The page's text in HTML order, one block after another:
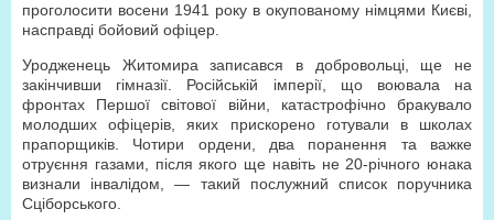
проголосити восени 1941 року в окупованому німцями Києві,
насправді бойовий офіцер.
Уродженець Житомира записався в добровольці, ще не
закінчивши гімназії. Російській імперії, що воювала на
фронтах Першої світової війни, катастрофічно бракувало
молодших офіцерів, яких прискорено готували в школах
прапорщиків. Чотири ордени, два поранення та важке
отруєння газами, після якого ще навіть не 20-річного юнака
визнали інвалідом, — такий послужний список поручника
Сціборського.